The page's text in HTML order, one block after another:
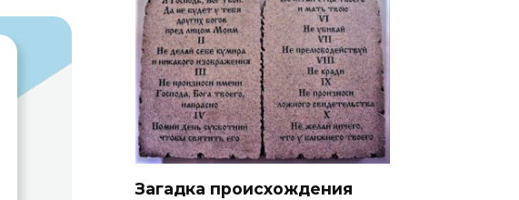
Загадка происхождения